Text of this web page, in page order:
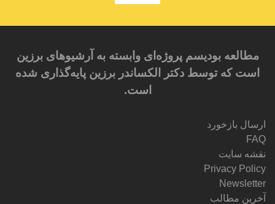
مطالعه بودیسم پروژه‌ای وابسته به آرشیوهای برزین
است که توسط دکتر الکساندر برزین پایه‌گذاری شده
است.
ارسال بازخورد
FAQ
نقشه سایت
Privacy Policy
Newsletter
آخرین مطالب